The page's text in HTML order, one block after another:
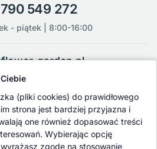
549 272
- piątek | 8:00-16:00
garden.pl
i nasiona podlegają regularnej ścisłej
zdrowotnej przeprowadzanej przez
Inspekcji Ochrony Roślin i
(pliki cookies) do prawidłowego
strona jest bardziej przyjazna i
one również dopasować treści
Wybierając opcję
zgodę na stosowanie